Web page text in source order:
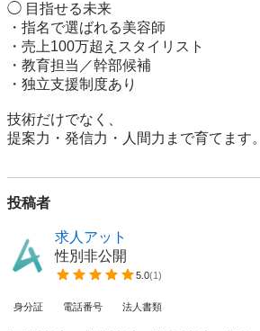
◯ 目指せる未来
・指名で選ばれる美容師
・売上100万超えスタイリスト
・教育担当／幹部候補
・独立支援制度あり
技術だけでなく、
提案力・発信力・人間力まで育てます。
投稿者
求人アット
性別非公開
5.0(1)
身分証 電話番号 法人書類